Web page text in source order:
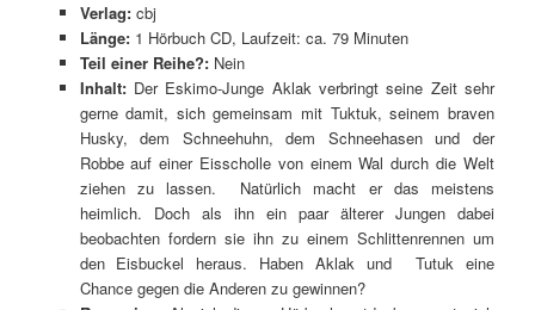
Verlag: cbj
Länge: 1 Hörbuch CD, Laufzeit: ca. 79 Minuten
Teil einer Reihe?: Nein
Inhalt: Der Eskimo-Junge Aklak verbringt seine Zeit sehr
gerne damit, sich gemeinsam mit Tuktuk, seinem braven
Husky, dem Schneehuhn, dem Schneehasen und der
Robbe auf einer Eisscholle von einem Wal durch die Welt
ziehen zu lassen. Natürlich macht er das meistens
heimlich. Doch als ihn ein paar älterer Jungen dabei
beobachten fordern sie ihn zu einem Schlittenrennen um
den Eisbuckel heraus. Haben Aklak und Tutuk eine
Chance gegen die Anderen zu gewinnen?